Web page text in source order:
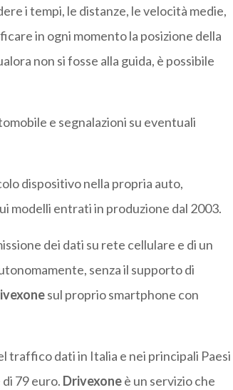
i tempi, le distanze, le velocità medie,
in ogni momento la posizione della
non si fosse alla guida, è possibile
e segnalazioni su eventuali
dispositivo nella propria auto,
modelli entrati in produzione dal 2003.
dei dati su rete cellulare e di un
senza il supporto di
sul proprio smartphone con
traffico dati in Italia e nei principali Paesi
79 euro. Drivexoneè un servizio che